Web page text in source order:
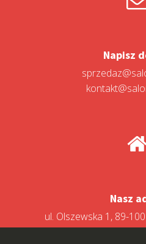
Napisz
Nasz
ul. Olszewska 1, 89-